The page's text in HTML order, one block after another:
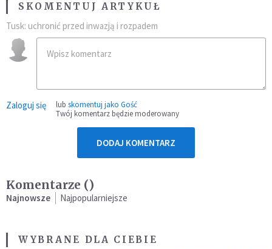
SKOMENTUJ ARTYKUŁ
Tusk: uchronić przed inwazją i rozpadem
Zaloguj się lub skomentuj jako Gość
Twój komentarz będzie moderowany
DODAJ KOMENTARZ
Komentarze ()
Najnowsze Najpopularniejsze
WYBRANE DLA CIEBIE